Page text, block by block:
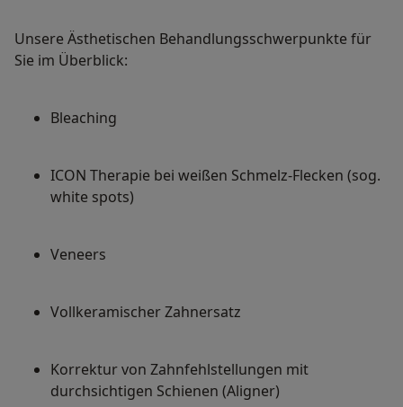
Unsere Ästhetischen Behandlungsschwerpunkte für
Sie im Überblick:
Bleaching
ICON Therapie bei weißen Schmelz-Flecken (sog.
white spots)
Veneers
Vollkeramischer Zahnersatz
Korrektur von Zahnfehlstellungen mit
durchsichtigen Schienen (Aligner)